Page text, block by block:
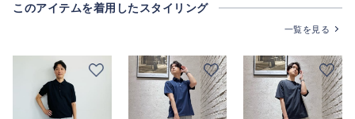
このアイテムを着用したスタイリング
一覧を見る